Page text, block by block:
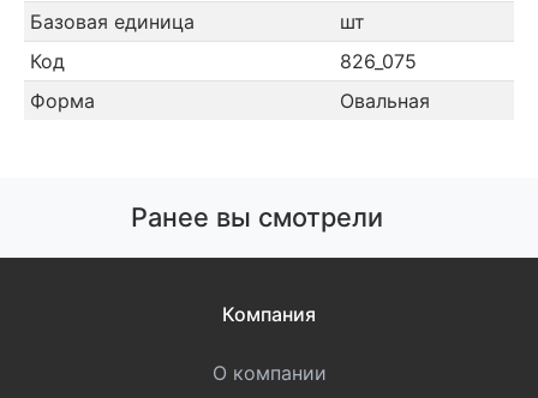
Базовая единица
шт
Код
826_075
Форма
Овальная
Ранее вы смотрели
Компания
О компании